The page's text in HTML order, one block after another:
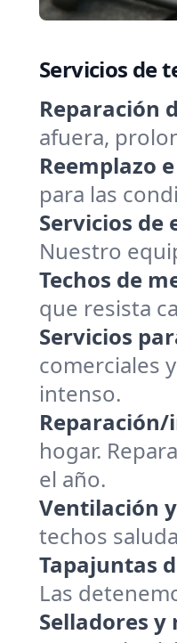
Servicios de
Reparación
afuera,
Reemplazo
para las
Servicios de
Nuestro
Techos de
que resista
Servicios
comerciales
intenso.
hogar.
el año.
Ventilación
techos
Tapajuntas
Las
Selladores